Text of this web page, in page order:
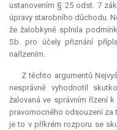
ustanovením § 25 odst. 7
úpravy starobního důchodu.
že žalobkyně splnila
Sb. pro účely přiznání
nařízením.
Z těchto argumentů
nesprávně vyhodnotil
žalovaná ve správním řízení
pravomocného odsouzení za
je to v příkrém rozporu se